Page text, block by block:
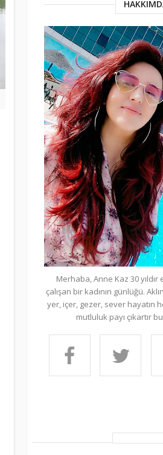
Merhaba, Anne Kaz 30
çalışan bir kadının günlüğü.
yer, içer, gezer, sever hayatın
mutluluk payı çıkartır